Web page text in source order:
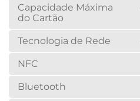
Capacidade Máxima
do Cartão
Tecnologia de Rede
NFC
Bluetooth